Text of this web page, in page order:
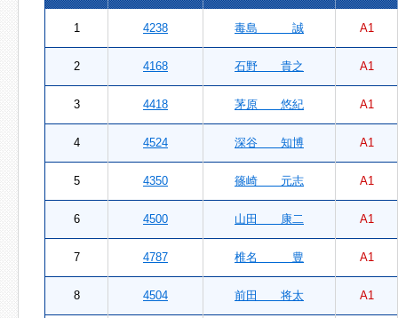
1 4238 毒島 誠 A1
2 4168 石野 貴之 A1
3 4418 茅原 悠紀 A1
4 4524 深谷 知博 A1
5 4350 篠崎 元志 A1
6 4500 山田 康二 A1
7 4787 椎名 豊 A1
8 4504 前田 将太 A1